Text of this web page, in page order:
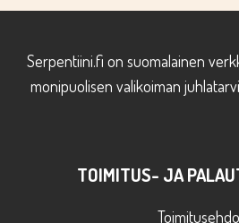
Serpentiini.fi on suomalainen
monipuolisen valikoiman
TOIMITUS- JA